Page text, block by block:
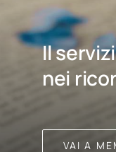
Il
nei
VAI A